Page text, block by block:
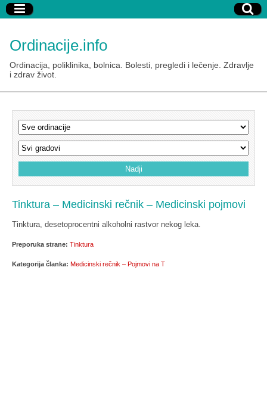
Ordinacije.info
Ordinacija, poliklinika, bolnica. Bolesti, pregledi i lečenje. Zdravlje
i zdrav život.
Tinktura – Medicinski rečnik – Medicinski pojmovi
Tinktura, desetoprocentni alkoholni rastvor nekog leka.
Preporuka strane: Tinktura
Kategorija članka: Medicinski rečnik – Pojmovi na T